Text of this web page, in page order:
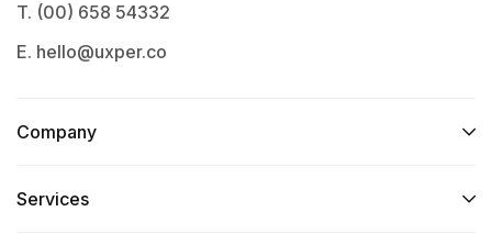
T. (00) 658 54332
E. hello@uxper.co
Company
Services​